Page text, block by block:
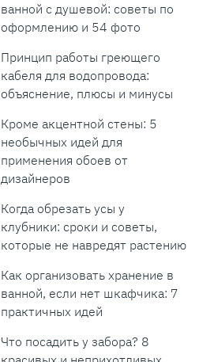
ванной с душевой: советы по
оформлению и 54 фото
Принцип работы греющего
кабеля для водопровода:
объяснение, плюсы и минусы
Кроме акцентной стены: 5
необычных идей для
применения обоев от
дизайнеров
Когда обрезать усы у
клубники: сроки и советы,
которые не навредят растению
Как организовать хранение в
ванной, если нет шкафчика: 7
практичных идей
Что посадить у забора? 8